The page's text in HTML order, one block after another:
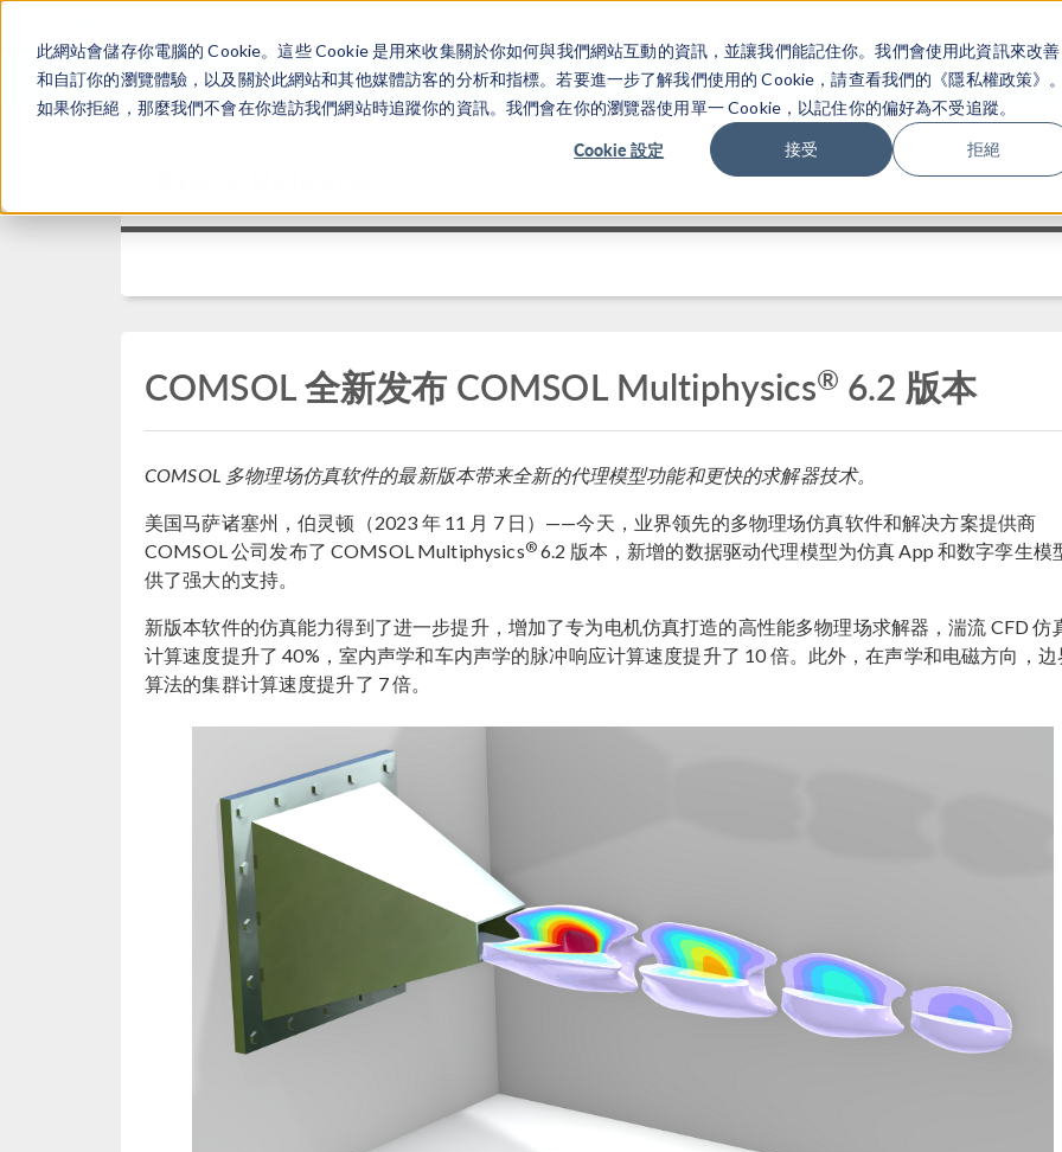
此網站會儲存你電腦的 Cookie。這些 Cookie 是用來收集關於你如何與我們網站互動的資訊，並讓我們能記住你。我們會使用此資訊來改善
和自訂你的瀏覽體驗，以及關於此網站和其他媒體訪客的分析和指標。若要進一步了解我們使用的 Cookie，請查看我們的《隱私權政策》
如果你拒絕，那麼我們不會在你造訪我們網站時追蹤你的資訊。我們會在你的瀏覽器使用單一 Cookie，以記住你的偏好為不受追蹤。
Cookie 設定 接受 拒絕
产品 行业应用
COMSOL 全新发布 COMSOL Multiphysics® 6.2 版本
COMSOL 多物理场仿真软件的最新版本带来全新的代理模型功能和更快的求解器技术。
美国马萨诸塞州，伯灵顿（2023 年 11 月 7 日）——今天，业界领先的多物理场仿真软件和解决方案提供商
COMSOL 公司发布了 COMSOL Multiphysics®6.2 版本，新增的数据驱动代理模型为仿真 App 和数字孪生模
供了强大的支持。
新版本软件的仿真能力得到了进一步提升，增加了专为电机仿真打造的高性能多物理场求解器，湍流 CFD 仿
计算速度提升了 40%，室内声学和车内声学的脉冲响应计算速度提升了 10 倍。此外，在声学和电磁方向，边
算法的集群计算速度提升了 7 倍。